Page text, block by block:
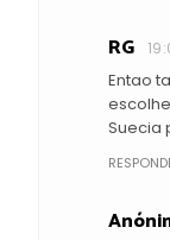
RG
Entao
Suecia